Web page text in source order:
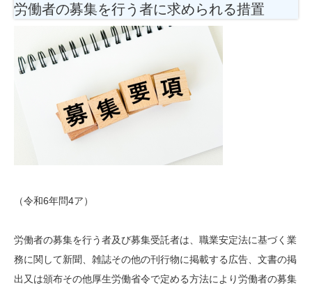
労働者の募集を行う者に求められる措置
（令和6年問4ア）
労働者の募集を行う者及び募集受託者は、職業安定法に基づく業
務に関して新聞、雑誌その他の刊行物に掲載する広告、文書の掲
出又は頒布その他厚生労働省令で定める方法により労働者の募集